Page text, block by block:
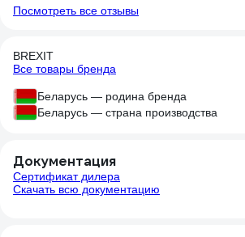
винт благодаря которому стол можно
необходимости.
Покупал не здесь, на прямую у дилера в
Москве, все эти столы делают в одном
месте что для Брекзета, что для
Роторика, что для Волл и тому подобным
Посмотреть все отзывы
BREXIT
Все товары бренда
Беларусь — родина бренда
Беларусь — страна производства
Документация
Сертификат дилера
Скачать всю документацию